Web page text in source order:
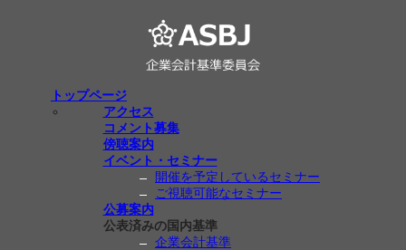
トップページ
アクセス
コメント募集
傍聴案内
イベント・セミナー
開催を予定しているセミナー
ご視聴可能なセミナー
公募案内
公表済みの国内基準
企業会計基準